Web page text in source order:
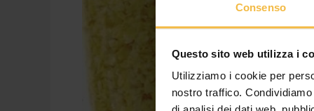
Consenso
Questo sito web utilizza i
Utilizziamo i cookie per
nostro traffico.